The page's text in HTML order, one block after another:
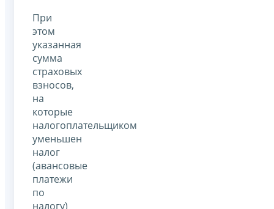
При
этом
указанная
сумма
страховых
взносов,
на
которые
налогоплательщиком
уменьшен
налог
(авансовые
платежи
по
налогу)